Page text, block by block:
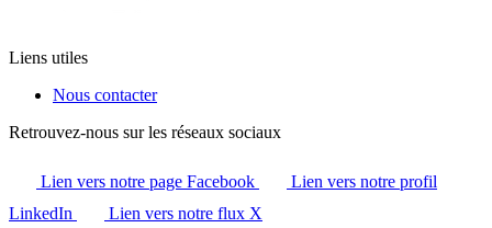
Liens utiles
Nous contacter
Retrouvez-nous sur les réseaux sociaux
Lien vers notre page Facebook
Lien vers notre profil
LinkedIn
Lien vers notre flux X